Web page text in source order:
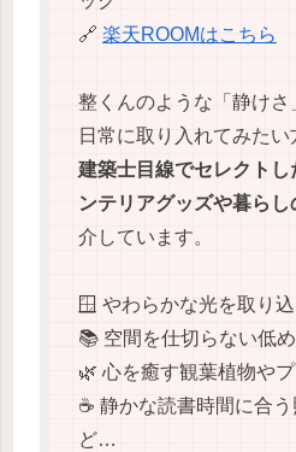
🔗 楽天ROOMはこちら
整くんのような「静け
日常に取り入れてみたい
建築士目線でセレクトし
ンテリアグッズや暮らし
介しています。
🪟 やわらかな光を取り
📚 空間を仕切らない低
🌿 心を癒す観葉植物や
☕ 静かな読書時間に合
ど…